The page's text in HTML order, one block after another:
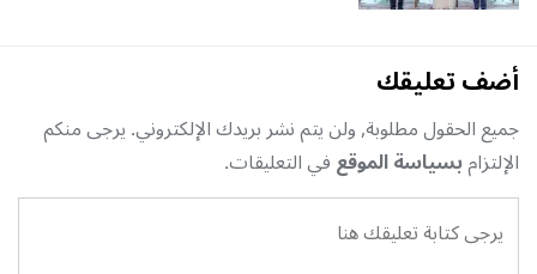
أضف تعليقك
جميع الحقول مطلوبة, ولن يتم نشر بريدك الإلكتروني. يرجى منكم
الإلتزامبسياسة الموقعفي التعليقات.